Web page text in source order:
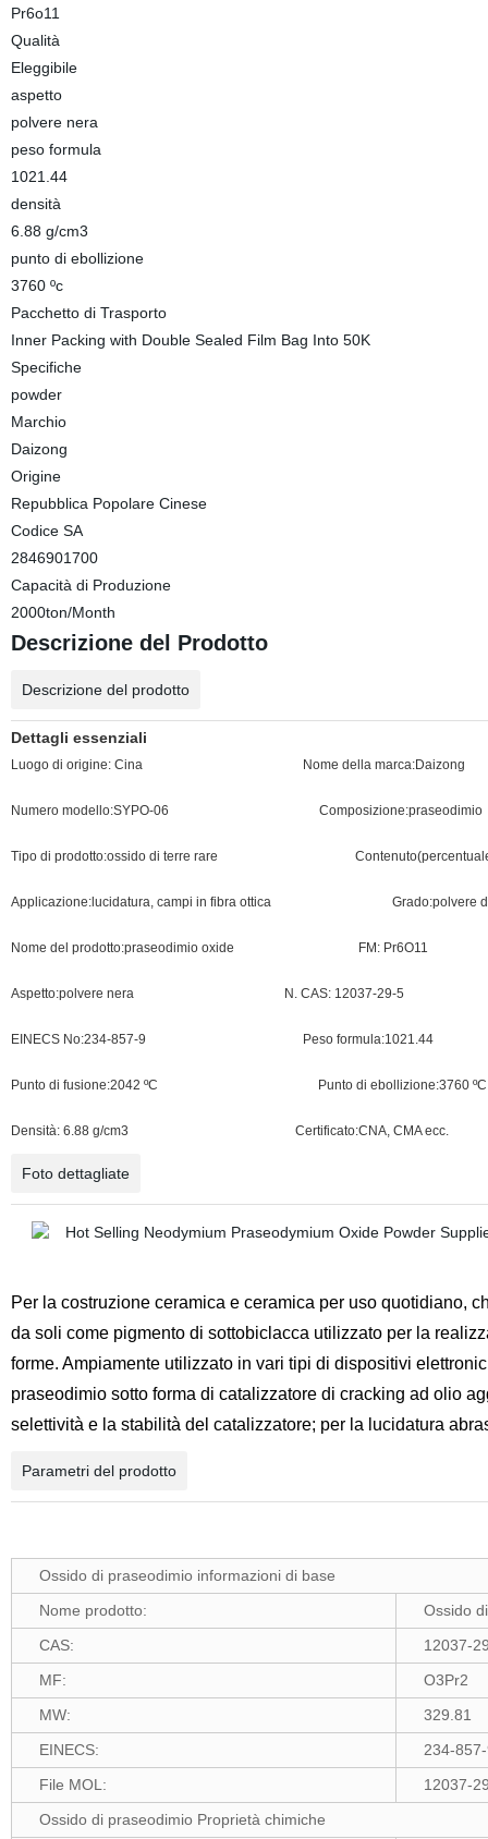
Pr6o11
Qualità
Eleggibile
aspetto
polvere nera
peso formula
1021.44
densità
6.88 g/cm3
punto di ebollizione
3760 ºc
Pacchetto di Trasporto
Inner Packing with Double Sealed Film Bag Into 50K
Specifiche
powder
Marchio
Daizong
Origine
Repubblica Popolare Cinese
Codice SA
2846901700
Capacità di Produzione
2000ton/Month
Descrizione del Prodotto
Descrizione del prodotto
Dettagli essenziali
Luogo di origine: Cina Nome della marca:Daizong
Numero modello:SYPO-06 Composizione:praseodimio
Tipo di prodotto:ossido di terre rare
Applicazione:lucidatura, campi in fibra ottica Grado:polvere
Nome del prodotto:praseodimio oxide FM: Pr6O11
Aspetto:polvere nera N. CAS: 12037-29-5
EINECS No:234-857-9 Peso formula:1021.44
Punto di fusione:2042 ºC Punto di ebollizione:3760 ºC
Densità: 6.88 g/cm3 Certificato:CNA, CMA ecc.
Foto dettagliate
Per la costruzione ceramica e ceramica per uso quotidiano,
da soli come pigmento di sottobiclacca utilizzato per la
forme. Ampiamente utilizzato in vari tipi di dispositivi
praseodimio sotto forma di catalizzatore di cracking ad olio
selettività e la stabilità del catalizzatore; per la lucidatura
Parametri del prodotto
Ossido di praseodimio informazioni di base
Nome prodotto:
Ossido
CAS:
12037-
MF:
O3Pr2
MW:
329.81
EINECS:
234-
File MOL:
12037-
Ossido di praseodimio Proprietà chimiche